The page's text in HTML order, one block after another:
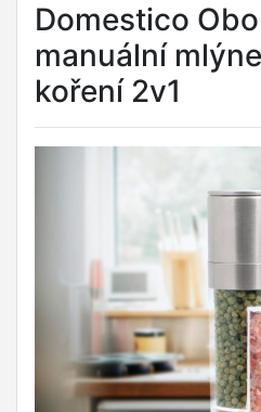
Domestico
manuální
koření 2v1